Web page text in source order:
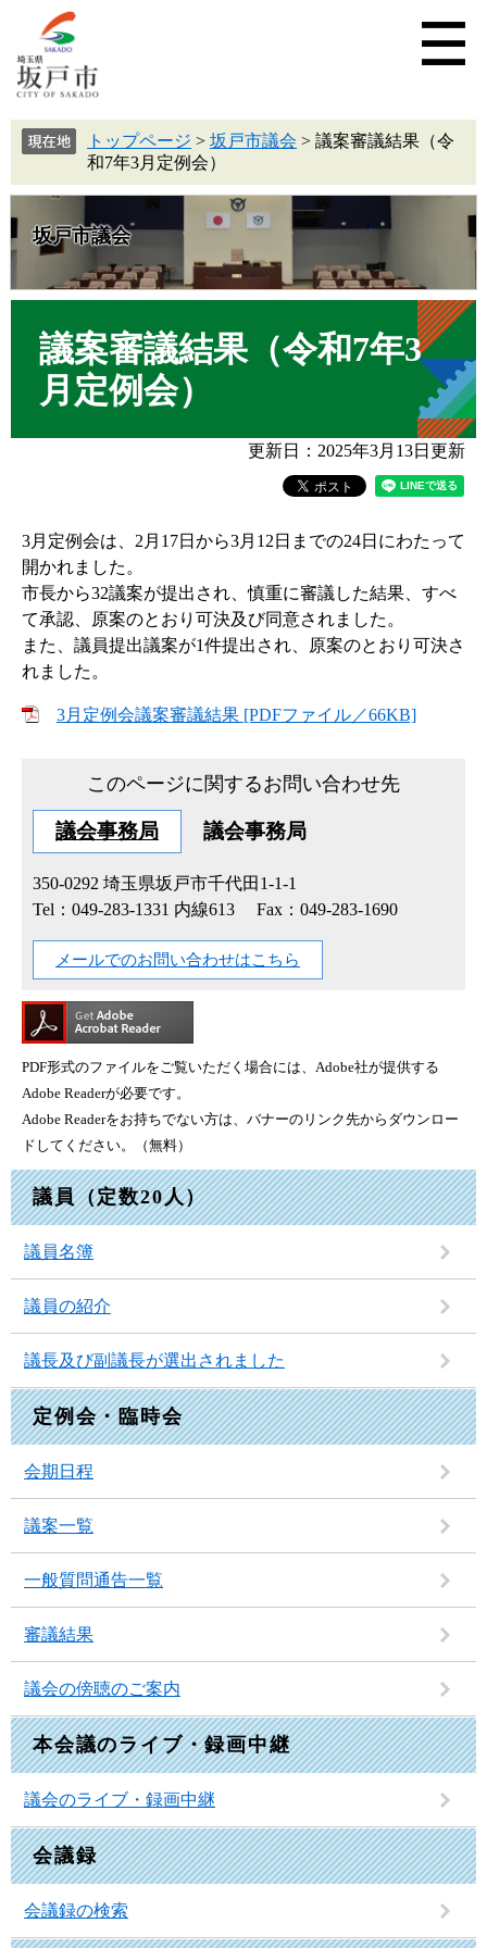
トップページ > 坂戸市議会 > 議案審議結果（令
和7年3月定例会）
坂戸市議会
議案審議結果（令和7年3
月定例会）
更新日：2025年3月13日更新
3月定例会は、2月17日から3月12日までの24日にわたって
開かれました。
市長から32議案が提出され、慎重に審議した結果、すべ
て承認、原案のとおり可決及び同意されました。
また、議員提出議案が1件提出され、原案のとおり可決さ
れました。
3月定例会議案審議結果 [PDFファイル／66KB]
このページに関するお問い合わせ先
議会事務局 議会事務局
350-0292 埼玉県坂戸市千代田1-1-1
Tel：049-283-1331 内線613
Fax：049-283-1690
メールでのお問い合わせはこちら
PDF形式のファイルをご覧いただく場合には、Adobe社が提供する
Adobe Readerが必要です。
Adobe Readerをお持ちでない方は、バナーのリンク先からダウンロー
ドしてください。（無料）
議員（定数20人）
議員名簿
議員の紹介
議長及び副議長が選出されました
定例会・臨時会
会期日程
議案一覧
一般質問通告一覧
審議結果
議会の傍聴のご案内
本会議のライブ・録画中継
議会のライブ・録画中継
会議録
会議録の検索